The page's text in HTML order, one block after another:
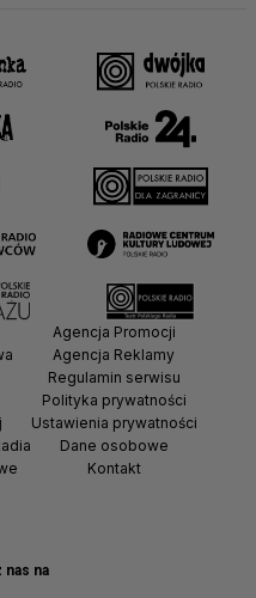
nas na
Agencja Promocji
Agencja Reklamy
Regulamin serwisu
Polityka prywatności
Ustawienia prywatności
Dane osobowe
Kontakt